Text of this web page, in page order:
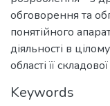
обговорення та
понятійного
діяльності в
області її
Keywords